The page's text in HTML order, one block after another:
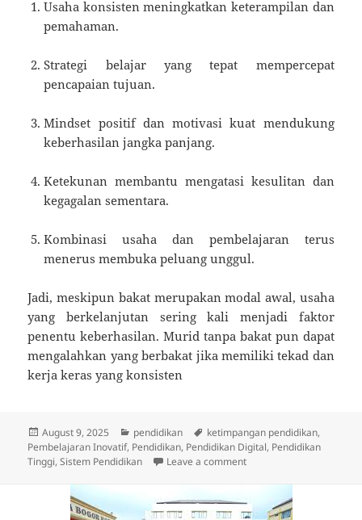
Usaha konsisten meningkatkan keterampilan dan
pemahaman.
Strategi belajar yang tepat mempercepat
pencapaian tujuan.
Mindset positif dan motivasi kuat mendukung
keberhasilan jangka panjang.
Ketekunan membantu mengatasi kesulitan dan
kegagalan sementara.
Kombinasi usaha dan pembelajaran terus
menerus membuka peluang unggul.
Jadi, meskipun bakat merupakan modal awal, usaha
yang berkelanjutan sering kali menjadi faktor
penentu keberhasilan. Murid tanpa bakat pun dapat
mengalahkan yang berbakat jika memiliki tekad dan
kerja keras yang konsisten
Posted
on
August 9, 2025 Categories
pendidikan Tags
ketimpangan pendidikan,
Pembelajaran Inovatif, Pendidikan, Pendidikan Digital, Pendidikan
Tinggi,Sistem Pendidikan Leave a commenton Apakah Murid Tanpa